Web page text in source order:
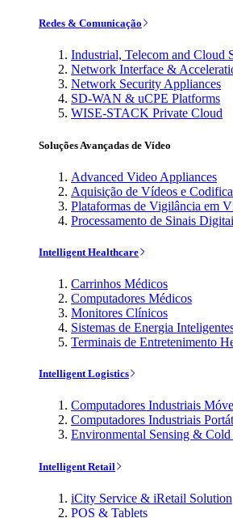
Redes & Comunicação
Industrial, Telecom and Cloud
Network Interface &
Network Security Appliances
SD-WAN & uCPE Platforms
WISE-STACK Private Cloud
Soluções Avançadas de Vídeo
Advanced Video Appliances
Aquisição de Vídeos e
Plataformas de Vigilância em
Processamento de Sinais
Intelligent Healthcare
Carrinhos Médicos
Computadores Médicos
Monitores Clínicos
Sistemas de Energia
Terminais de Entretenimento
Intelligent Logistics
Computadores Industriais
Computadores Industriais
Environmental Sensing &
Intelligent Retail
iCity Service & iRetail Solution
POS & Tablets